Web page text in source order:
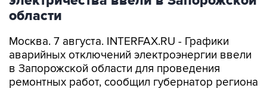
Москва. 7 августа. INTERFAX.RU - Графики
в Запорожской области для проведения
ремонтных работ, сообщил губернатор региона
Евгений Балицкий в пятницу.